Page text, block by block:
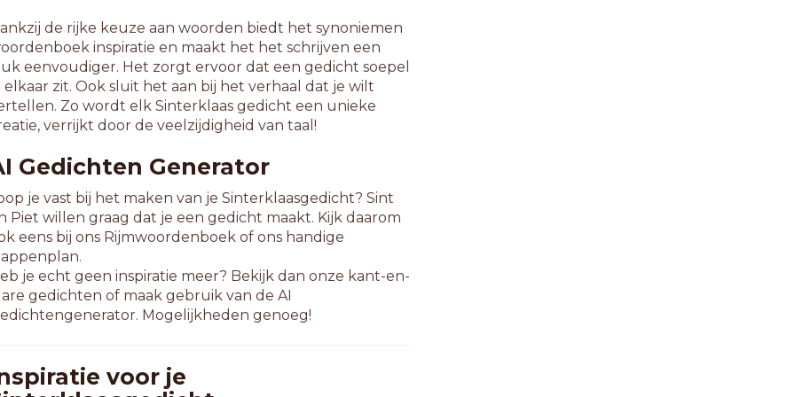
de rijke keuze aan woorden biedt het synoniemen
inspiratie en maakt het het schrijven een
eenvoudiger. Het zorgt ervoor dat een gedicht soepel
elkaar zit. Ook sluit het aan bij het verhaal dat je wilt
Zo wordt elk Sinterklaas gedicht een unieke
verrijkt door de veelzijdigheid van taal!
Gedichten Generator
je vast bij het maken van je Sinterklaasgedicht? Sint
Piet willen graag dat je een gedicht maakt. Kijk daarom
eens bij ons Rijmwoordenboek of ons handige
je echt geen inspiratie meer? Bekijk dan onze kant-en-
gedichten of maak gebruik van de AI
Mogelijkheden genoeg!
voor je